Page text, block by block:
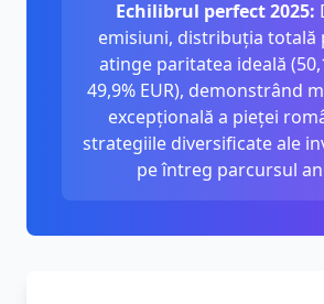
Echilibrul perfect 2025:
emisiuni, distribuția totală
atinge paritatea ideală
49,9% EUR), demonstrând
excepțională a pieței
strategiile diversificate ale
pe întreg parcursul